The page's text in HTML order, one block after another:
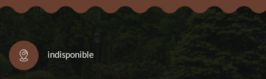
indisponible